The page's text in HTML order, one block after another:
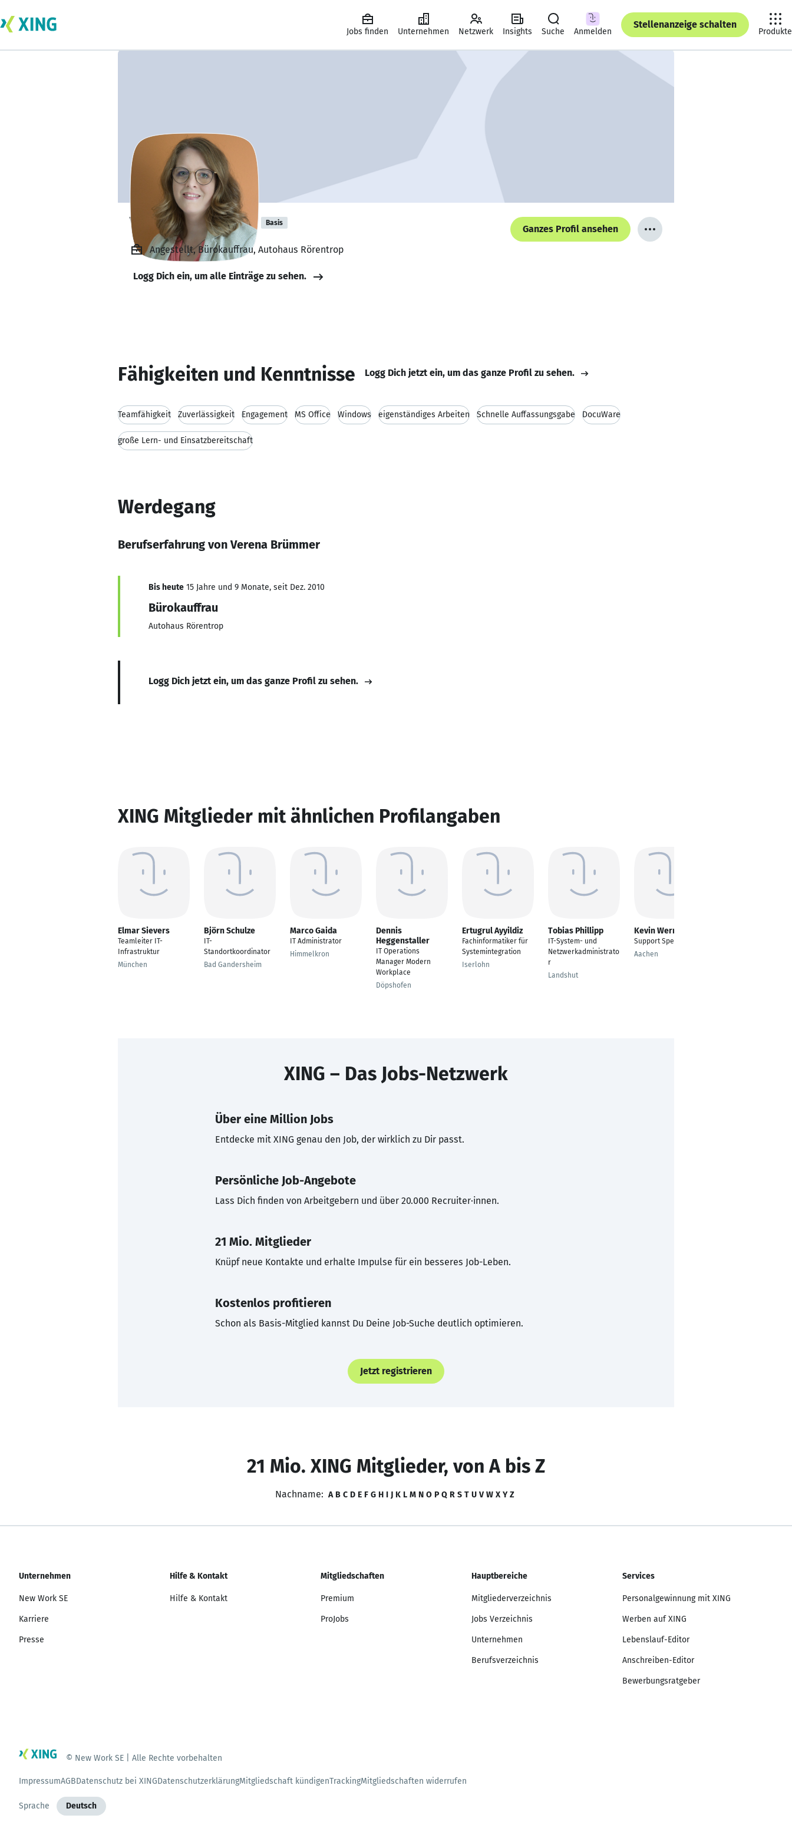
Jobs finden Unternehmen Netzwerk Insights Suche Anmelden
Stellenanzeige schalten
Produkte
Verena Brümmer Basis
Ganzes Profil ansehen
Angestellt, Bürokauffrau, Autohaus Rörentrop
Logg Dich ein, um alle Einträge zu sehen.
Fähigkeiten und Kenntnisse Logg Dich jetzt ein, um das ganze Profil zu sehen.
Teamfähigkeit Zuverlässigkeit Engagement MS Office Windows eigenständiges Arbeiten Schnelle Auffassungsgabe DocuWare
große Lern- und Einsatzbereitschaft
Werdegang
Berufserfahrung von Verena Brümmer
Bis heute 15 Jahre und 9 Monate, seit Dez. 2010
Bürokauffrau
Autohaus Rörentrop
Logg Dich jetzt ein, um das ganze Profil zu sehen.
XING Mitglieder mit ähnlichen Profilangaben
Elmar Sievers
Teamleiter IT-
Infrastruktur
München
Björn Schulze
IT-
Standortkoordinator
Bad Gandersheim
Marco Gaida
IT Administrator
Himmelkron
Dennis
Heggenstaller
IT Operations
Manager Modern
Workplace
Döpshofen
Ertugrul Ayyildiz
Fachinformatiker für
Systemintegration
Iserlohn
Tobias Phillipp
IT-System- und
Netzwerkadministrato
r
Landshut
Kevin Werner
Support Specialist
Aachen
XING – Das Jobs-Netzwerk
Über eine Million Jobs
Entdecke mit XING genau den Job, der wirklich zu Dir passt.
Persönliche Job-Angebote
Lass Dich finden von Arbeitgebern und über 20.000 Recruiter·innen.
21 Mio. Mitglieder
Knüpf neue Kontakte und erhalte Impulse für ein besseres Job-Leben.
Kostenlos profitieren
Schon als Basis-Mitglied kannst Du Deine Job-Suche deutlich optimieren.
Jetzt registrieren
21 Mio. XING Mitglieder, von A bis Z
Nachname: A B C D E F G H I J K L M N O P Q R S T U V W X Y Z
Unternehmen
New Work SE
Karriere
Presse
Hilfe & Kontakt
Hilfe & Kontakt
Mitgliedschaften
Premium
ProJobs
Hauptbereiche
Mitgliederverzeichnis
Jobs Verzeichnis
Unternehmen
Berufsverzeichnis
Services
Personalgewinnung mit XING
Werben auf XING
Lebenslauf-Editor
Anschreiben-Editor
Bewerbungsratgeber
© New Work SE | Alle Rechte vorbehalten
ImpressumAGBDatenschutz bei XINGDatenschutzerklärungMitgliedschaft kündigenTrackingMitgliedschaften widerrufen
Sprache Deutsch